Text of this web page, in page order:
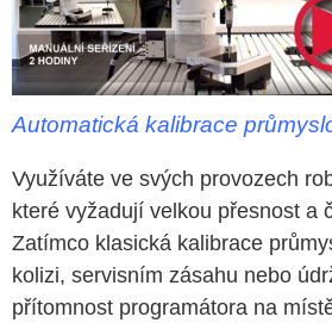
Automatická kalibrace
Využíváte ve svých provozech
které vyžadují velkou přesnost a
Zatímco klasická kalibrace
kolizi, servisním zásahu nebo
přítomnost programátora na